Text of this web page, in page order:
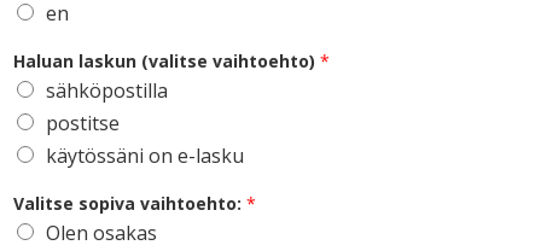
en
Haluan laskun (valitse vaihtoehto) *
sähköpostilla
postitse
käytössäni on e-lasku
Valitse sopiva vaihtoehto: *
Olen osakas